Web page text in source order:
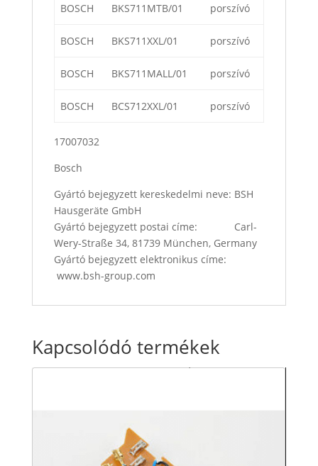
BOSCH BKS711MTB/01 porszívó
BOSCH BKS711XXL/01 porszívó
BOSCH BKS711MALL/01 porszívó
BOSCH BCS712XXL/01 porszívó
17007032
Bosch
Gyártó bejegyzett kereskedelmi neve: BSH
Hausgeräte GmbH
Gyártó bejegyzett postai címe: Carl-
Wery-Straße 34, 81739 München, Germany
Gyártó bejegyzett elektronikus címe:
www.bsh-group.com
Kapcsolódó termékek